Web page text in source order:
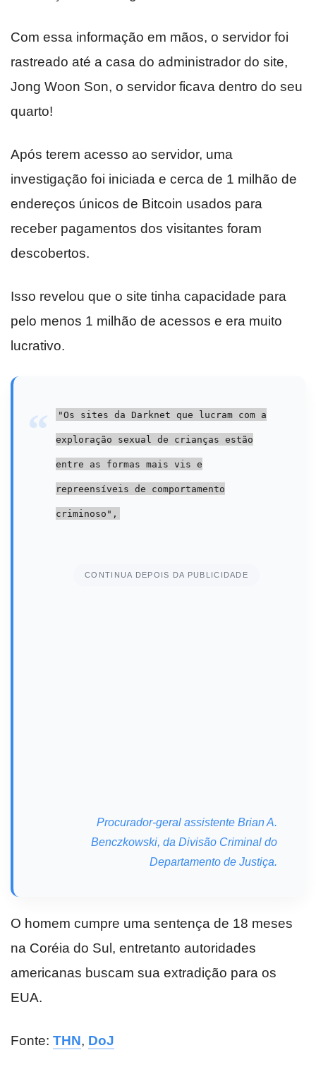
Com essa informação em mãos, o servidor foi
rastreado até a casa do administrador do site,
Jong Woon Son, o servidor ficava dentro do seu
quarto!
Após terem acesso ao servidor, uma
investigação foi iniciada e cerca de 1 milhão de
endereços únicos de Bitcoin usados para
receber pagamentos dos visitantes foram
descobertos.
Isso revelou que o site tinha capacidade para
pelo menos 1 milhão de acessos e era muito
lucrativo.
"Os sites da Darknet que lucram com a
exploração sexual de crianças estão
entre as formas mais vis e
repreensíveis de comportamento
criminoso",
CONTINUA DEPOIS DA PUBLICIDADE
Procurador-geral assistente Brian A.
Benczkowski, da Divisão Criminal do
Departamento de Justiça.
O homem cumpre uma sentença de 18 meses
na Coréia do Sul, entretanto autoridades
americanas buscam sua extradição para os
EUA.
Fonte: THN, DoJ